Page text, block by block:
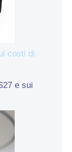
costi di
e sui